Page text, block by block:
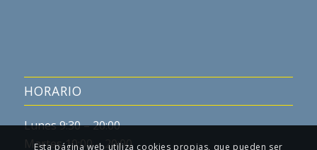
HORARIO
Lunes 9:30 – 20:00
Martes 10:00 – 20:00
Esta página web utiliza cookies propias, que pueden ser